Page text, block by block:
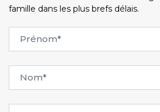
famille dans les plus brefs délais.